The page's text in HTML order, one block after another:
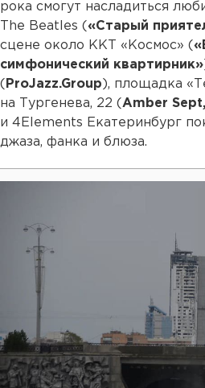
рока смогут насладиться
The Beatles ( «Старый
сцене около ККТ «Космос» (
симфонический квартирник»
( ProJazz.Group ), площадка
на Тургенева, 22 ( Amber
и 4Elements Екатеринбург
джаза, фанка и блюза.